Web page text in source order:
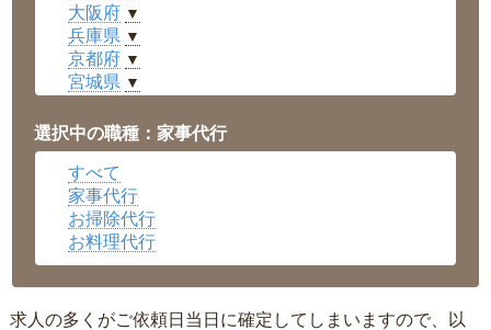
大阪府 ▼
兵庫県 ▼
京都府 ▼
宮城県 ▼
福井県 ▼
岡山県 ▼
広島県
沖縄県 ▼
選択中の職種：家事代行
すべて
家事代行
お掃除代行
お料理代行
求人の多くがご依頼日当日に確定してしまいますので、以